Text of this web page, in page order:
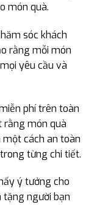
món quà.
sóc khách
rằng mỗi món
yêu cầu và
phí trên toàn
rằng món quà
cách an toàn
từng chi tiết.
ý tưởng cho
tặng người bạn